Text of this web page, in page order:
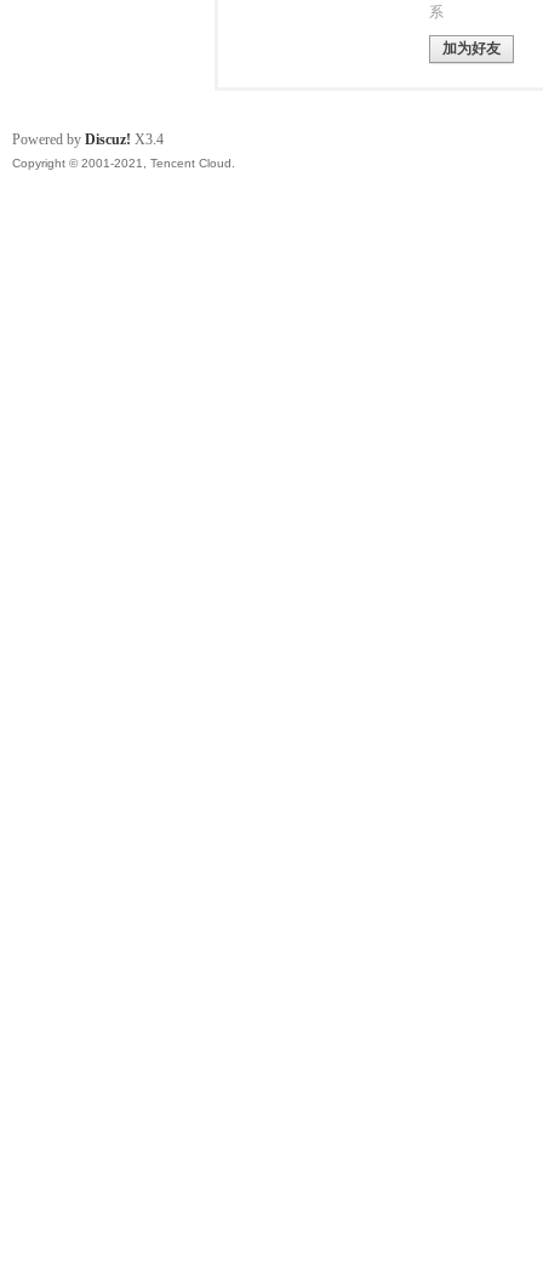
系
加为好友
Powered by Discuz! X3.4
Copyright © 2001-2021, Tencent Cloud.